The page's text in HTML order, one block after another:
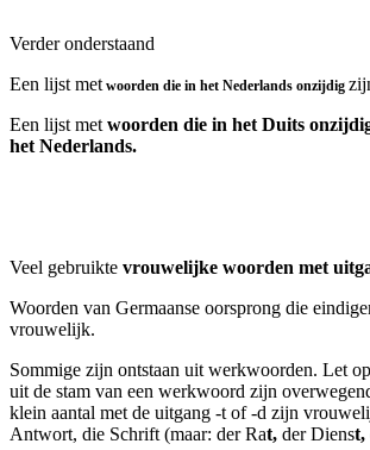
Verder onderstaand
Een lijst metwoorden die in het Nederlands onzijdig
Een lijst met woorden die in het Duits
het Nederlands.
Veel gebruikte vrouwelijke woorden met
Woorden van Germaanse oorsprong die
vrouwelijk.
Sommige zijn ontstaan uit werkwoorden. Let
uit de stam van een werkwoord zijn
klein aantal met de uitgang -t of -d zijn
Antwort, die Schrift (maar: der Rat, der Dienst,